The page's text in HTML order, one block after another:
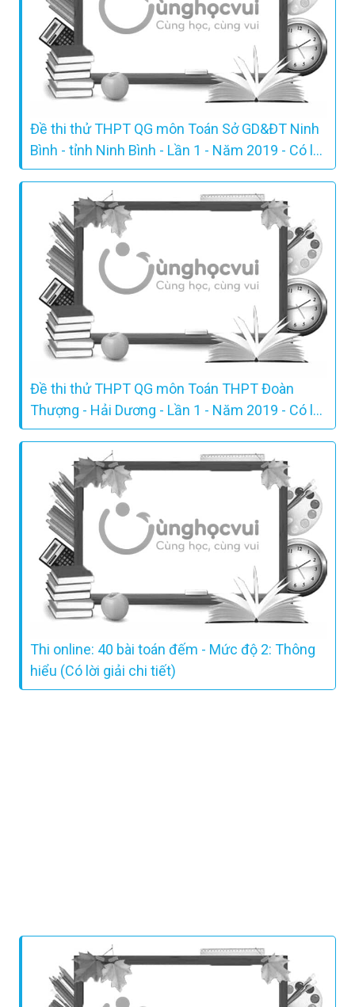
Đề thi thử THPT QG môn Toán Sở GD&ĐT Ninh
Bình - tỉnh Ninh Bình - Lần 1 - Năm 2019 - Có lời
giải chi tiết
Đề thi thử THPT QG môn Toán THPT Đoàn
Thượng - Hải Dương - Lần 1 - Năm 2019 - Có lời
giải chi tiết
Thi online: 40 bài toán đếm - Mức độ 2: Thông
hiểu (Có lời giải chi tiết)